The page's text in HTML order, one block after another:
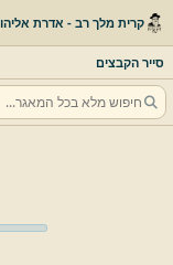
קרית מלך רב - אדרת אליהו
סייר הקבצים